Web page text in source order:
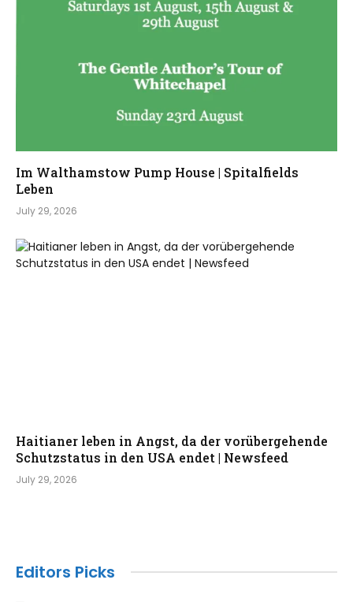
Im Walthamstow Pump House | Spitalfields
Leben
July 29, 2026
Haitianer leben in Angst, da der vorübergehende
Schutzstatus in den USA endet | Newsfeed
July 29, 2026
Editors Picks